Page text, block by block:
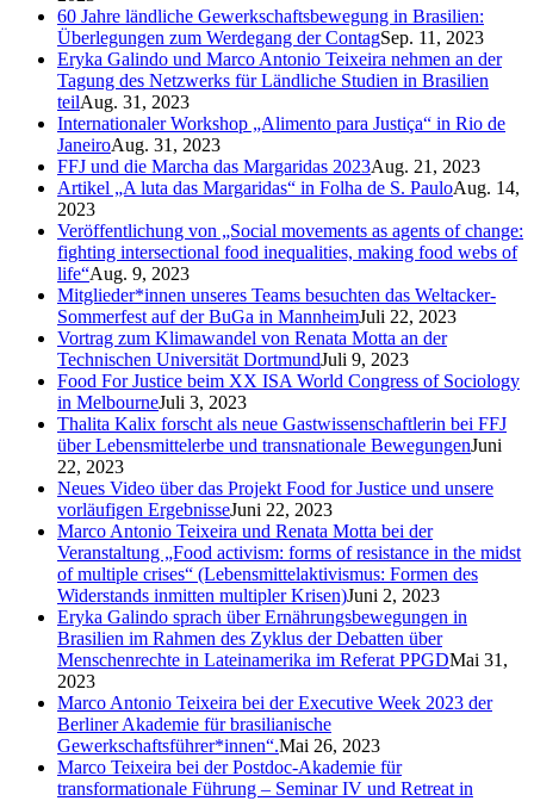
60 Jahre ländliche Gewerkschaftsbewegung in Brasilien:
Überlegungen zum Werdegang der ContagSep. 11, 2023
Eryka Galindo und Marco Antonio Teixeira nehmen an der
Tagung des Netzwerks für Ländliche Studien in Brasilien
teilAug. 31, 2023
Internationaler Workshop „Alimento para Justiça“ in Rio de
JaneiroAug. 31, 2023
FFJ und die Marcha das Margaridas 2023Aug. 21, 2023
Artikel „A luta das Margaridas“ in Folha de S. PauloAug. 14,
2023
Veröffentlichung von „Social movements as agents of change:
fighting intersectional food inequalities, making food webs of
life“Aug. 9, 2023
Mitglieder*innen unseres Teams besuchten das Weltacker-
Sommerfest auf der BuGa in MannheimJuli 22, 2023
Vortrag zum Klimawandel von Renata Motta an der
Technischen Universität DortmundJuli 9, 2023
Food For Justice beim XX ISA World Congress of Sociology
in MelbourneJuli 3, 2023
Thalita Kalix forscht als neue Gastwissenschaftlerin bei FFJ
über Lebensmittelerbe und transnationale BewegungenJuni
22, 2023
Neues Video über das Projekt Food for Justice und unsere
vorläufigen ErgebnisseJuni 22, 2023
Marco Antonio Teixeira und Renata Motta bei der
Veranstaltung „Food activism: forms of resistance in the midst
of multiple crises“ (Lebensmittelaktivismus: Formen des
Widerstands inmitten multipler Krisen)Juni 2, 2023
Eryka Galindo sprach über Ernährungsbewegungen in
Brasilien im Rahmen des Zyklus der Debatten über
Menschenrechte in Lateinamerika im Referat PPGDMai 31,
2023
Marco Antonio Teixeira bei der Executive Week 2023 der
Berliner Akademie für brasilianische
Gewerkschaftsführer*innen“.Mai 26, 2023
Marco Teixeira bei der Postdoc-Akademie für
transformationale Führung – Seminar IV und Retreat in